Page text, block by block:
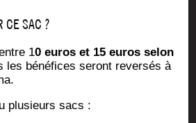
CE SAC ?
10 euros et 15 euros selon
les béné­fices seront rever­sés à
plu­sieurs sacs :